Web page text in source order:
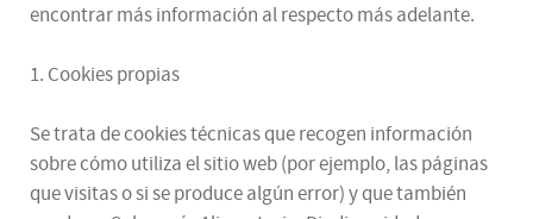
encontrar más información al respecto más adelante.
1. Cookies propias
Se trata de cookies técnicas que recogen información
sobre cómo utiliza el sitio web (por ejemplo, las páginas
que visitas o si se produce algún error) y que también